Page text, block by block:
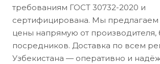
требованиям ГОСТ 30732-2020 и
сертифицирована. Мы
цены напрямую от производителя,
посредников. Доставка по всем
Узбекистана — оперативно и